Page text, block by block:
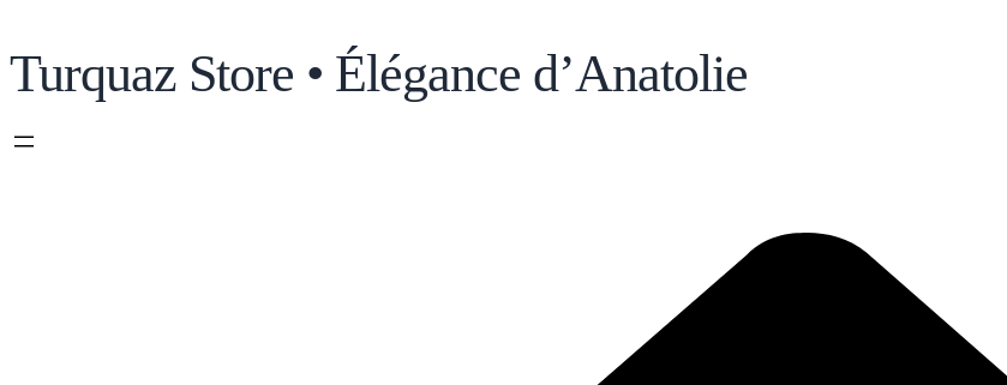
Turquaz Store • Élégance d’Anatolie